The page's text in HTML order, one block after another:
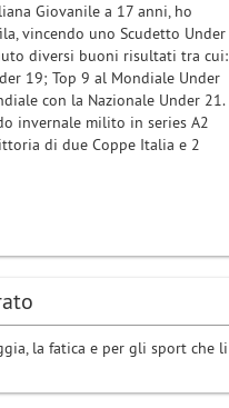
Giovanile a 17 anni, ho
vincendo uno Scudetto Under
diversi buoni risultati tra cui:
19; Top 9 al Mondiale Under
con la Nazionale Under 21.
invernale milito in series A2
di due Coppe Italia e 2
la fatica e per gli sport che li